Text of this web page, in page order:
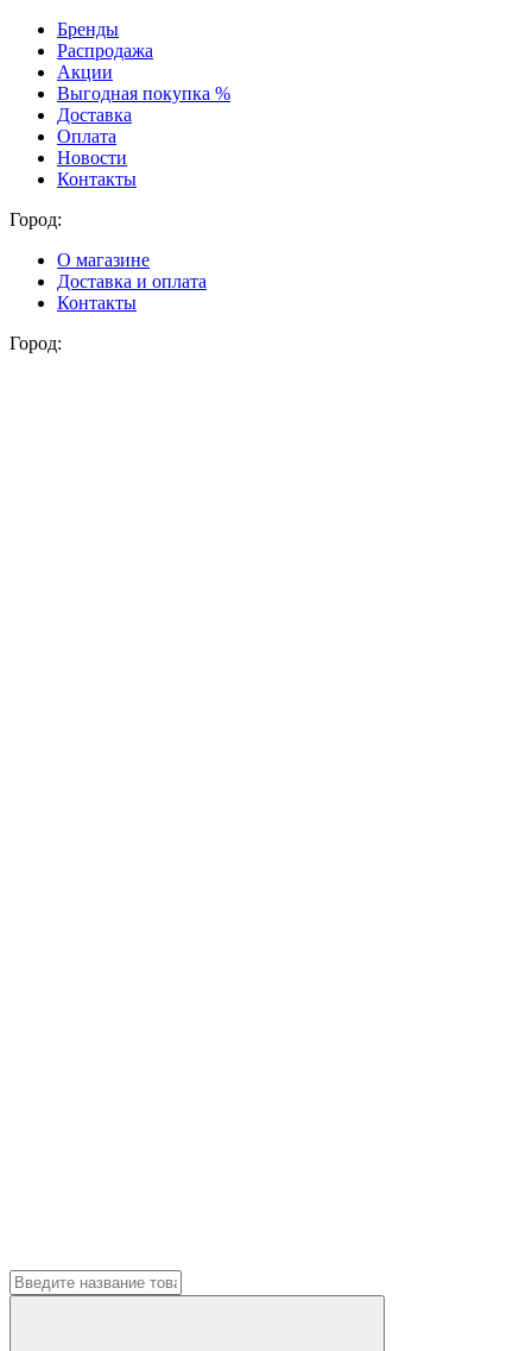
Бренды
Распродажа
Акции
Выгодная покупка %
Доставка
Оплата
Новости
Контакты
Город:
О магазине
Доставка и оплата
Контакты
Город: